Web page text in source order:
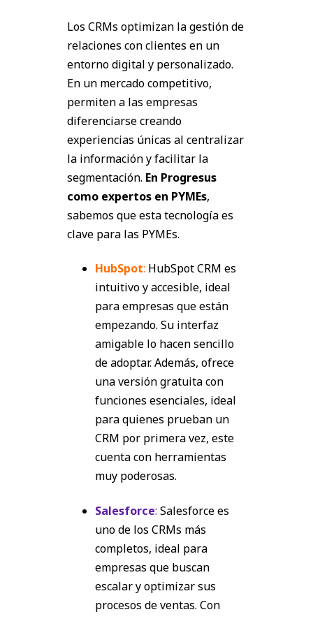
Los CRMs optimizan la gestión de
relaciones con clientes en un
entorno digital y personalizado.
En un mercado competitivo,
permiten a las empresas
diferenciarse creando
experiencias únicas al centralizar
la información y facilitar la
segmentación. En Progresus
como expertos en PYMEs,
sabemos que esta tecnología es
clave para las PYMEs.
HubSpot: HubSpot CRM es
intuitivo y accesible, ideal
para empresas que están
empezando. Su interfaz
amigable lo hacen sencillo
de adoptar. Además, ofrece
una versión gratuita con
funciones esenciales, ideal
para quienes prueban un
CRM por primera vez, este
cuenta con herramientas
muy poderosas.
Salesforce: Salesforce es
uno de los CRMs más
completos, ideal para
empresas que buscan
escalar y optimizar sus
procesos de ventas. Con